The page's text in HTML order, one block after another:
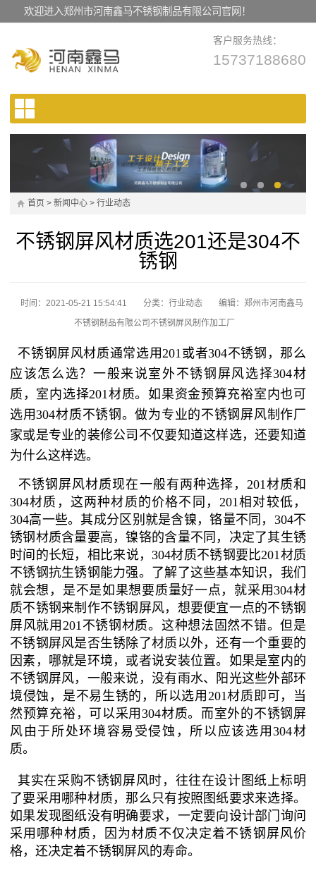
欢迎进入郑州市河南鑫马不锈钢制品有限公司官网！
客户服务热线：
15737188680
首页 > 新闻中心 > 行业动态
不锈钢屏风材质选201还是304不
锈钢
时间：2021-05-21 15:54:41 分类： 行业动态
编辑：郑州市河南鑫马
不锈钢制品有限公司不锈钢屏风制作加工厂
不锈钢屏风材质通常选用201或者304不锈钢，那么
应该怎么选？一般来说室外不锈钢屏风选择304材
质，室内选择201材质。如果资金预算充裕室内也可
选用304材质不锈钢。做为专业的不锈钢屏风制作厂
家或是专业的装修公司不仅要知道这样选，还要知道
为什么这样选。
不锈钢屏风材质现在一般有两种选择，201材质和
304材质，这两种材质的价格不同，201相对较低，
304高一些。其成分区别就是含镍，铬量不同，304不
锈钢材质含量要高，镍铬的含量不同，决定了其生锈
时间的长短，相比来说，304材质不锈钢要比201材质
不锈钢抗生锈钢能力强。了解了这些基本知识，我们
就会想，是不是如果想要质量好一点，就采用304材
质不锈钢来制作不锈钢屏风，想要便宜一点的不锈钢
屏风就用201不锈钢材质。这种想法固然不错。但是
不锈钢屏风是否生锈除了材质以外，还有一个重要的
因素，哪就是环境，或者说安装位置。如果是室内的
不锈钢屏风，一般来说，没有雨水、阳光这些外部环
境侵蚀，是不易生锈的，所以选用201材质即可，当
然预算充裕，可以采用304材质。而室外的不锈钢屏
风由于所处环境容易受侵蚀，所以应该选用304材
质。
其实在采购不锈钢屏风时，往往在设计图纸上标明
了要采用哪种材质，那么只有按照图纸要求来选择。
如果发现图纸没有明确要求，一定要向设计部门询问
采用哪种材质，因为材质不仅决定着不锈钢屏风价
格，还决定着不锈钢屏风的寿命。